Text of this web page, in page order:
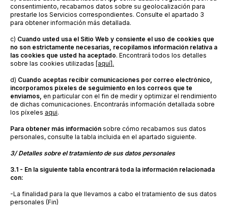
consentimiento, recabamos datos sobre su geolocalización para
prestarle los Servicios correspondientes. Consulte el apartado 3
para obtener información más detallada.
c) Cuando usted usa el Sitio Web y consiente el uso de cookies que
no son estrictamente necesarias, recopilamos información relativa a
las cookies que usted ha aceptado. Encontrará todos los detalles
sobre las cookies utilizadas [aquí].
d) Cuando aceptas recibir comunicaciones por correo electrónico,
incorporamos píxeles de seguimiento en los correos que te
enviamos, en particular con el fin de medir y optimizar el rendimiento
de dichas comunicaciones. Encontrarás información detallada sobre
los píxeles aqui.
Para obtener más información sobre cómo recabamos sus datos
personales, consulte la tabla incluida en el apartado siguiente.
3/ Detalles sobre el tratamiento de sus datos personales
3.1 - En la siguiente tabla encontrará toda la información relacionada
con:
-La finalidad para la que llevamos a cabo el tratamiento de sus datos
personales (Fin)